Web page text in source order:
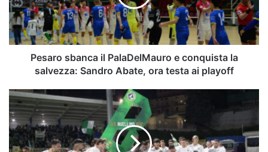
conquista
la
salvezza:
Sandro
Abate,
ai
playoff
Pesaro sbanca il PalaDelMauro e conquista la
salvezza: Sandro Abate, ora testa ai playoff
La
Serie
B
torna
a